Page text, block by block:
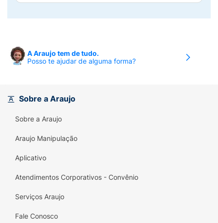
A Araujo tem de tudo.
Posso te ajudar de alguma forma?
Sobre a Araujo
Sobre a Araujo
Araujo Manipulação
Aplicativo
Atendimentos Corporativos - Convênio
Serviços Araujo
Fale Conosco